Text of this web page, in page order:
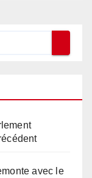
avec le